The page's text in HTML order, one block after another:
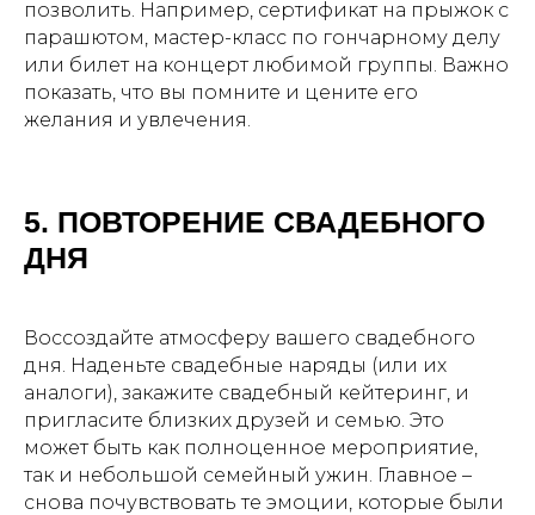
позволить. Например, сертификат на прыжок с
парашютом, мастер-класс по гончарному делу
или билет на концерт любимой группы. Важно
показать, что вы помните и цените его
желания и увлечения.
5. ПОВТОРЕНИЕ СВАДЕБНОГО
ДНЯ
Воссоздайте атмосферу вашего свадебного
дня. Наденьте свадебные наряды (или их
аналоги), закажите свадебный кейтеринг, и
пригласите близких друзей и семью. Это
может быть как полноценное мероприятие,
так и небольшой семейный ужин. Главное –
снова почувствовать те эмоции, которые были